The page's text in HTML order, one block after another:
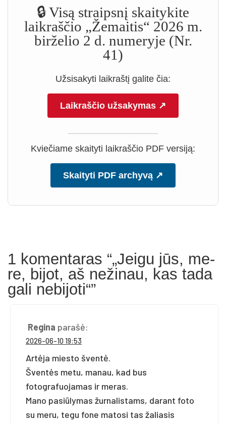
🔒 Visą straipsnį skaitykite
laikraščio „Žemaitis“ 2026 m.
birželio 2 d. numeryje (Nr.
41)
Užsisakyti laikraštį galite čia:
Laikraščio užsakymas ↗
Kviečiame skaityti laikraščio PDF versiją:
Skaityti PDF archyvą ↗
1 komentaras “„Jei­gu jūs, me­
re, bi­jot, aš ne­ži­nau, kas ta­da
ga­li ne­bi­jo­ti“”
Regina parašė:
2026-06-10 19:53
Artėja miesto šventė.
Šventės metu, manau, kad bus
fotografuojamas ir meras.
Mano pasiūlymas žurnalistams, darant foto
su meru, tegu fone matosi tas žaliasis